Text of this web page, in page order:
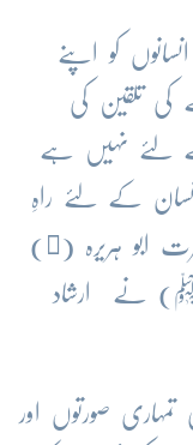
کو اپنے
کی تلقین کی
لئے نہیں ہے
کے لئے راہِ
ابو ہریرہ (﷜)
نے ارشاد
تمہاری صورتوں اور